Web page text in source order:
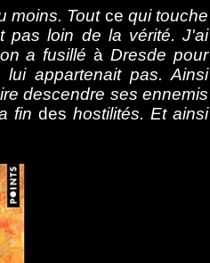
moins. Tout ce qui touche
pas loin de la vérité. J'ai
a fusilléàDresde pour
appartenait pas. Ainsi
descendre ses ennemis
fin des hostilités. Et ainsi